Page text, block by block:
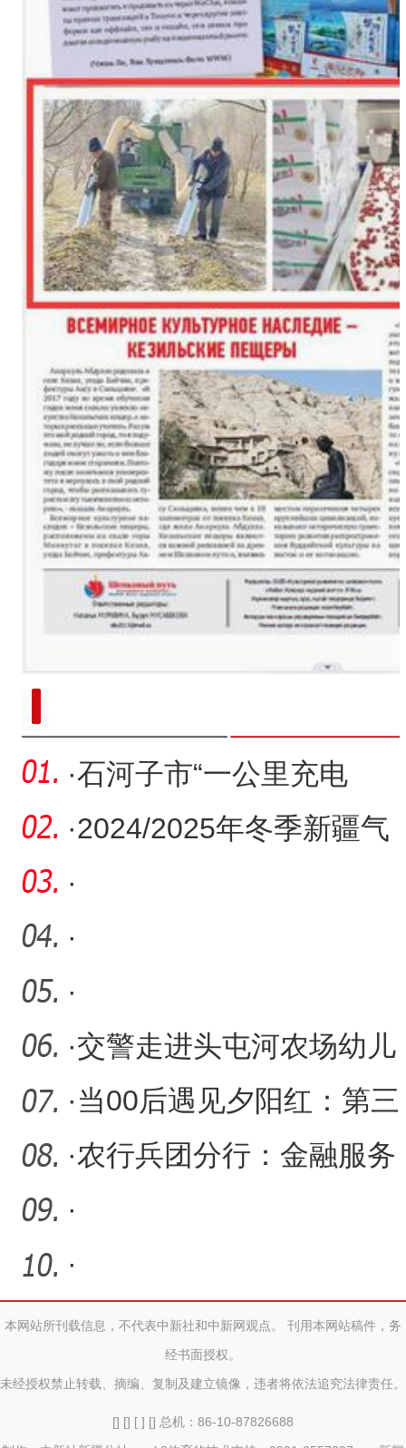
·石河子市“一公里充电
圈”让绿色出行便捷无忧
·2024/2025年冬季新疆气
温总体偏低 降水较常年少
两
·
·
·
·交警走进头屯河农场幼儿
园开展主题宣讲活动
·当00后遇见夕阳红：第三
师图木舒克市破解养老人
才
·农行兵团分行：金融服务
进社区 消保宣传护民生
·
·
本网站所刊载信息，不代表中新社和中新网观点。 刊用本网站稿件，务
经书面授权。
未经授权禁止转载、摘编、复制及建立镜像，违者将依法追究法律责任。
[] [] [ ] [] 总机：86-10-87826688